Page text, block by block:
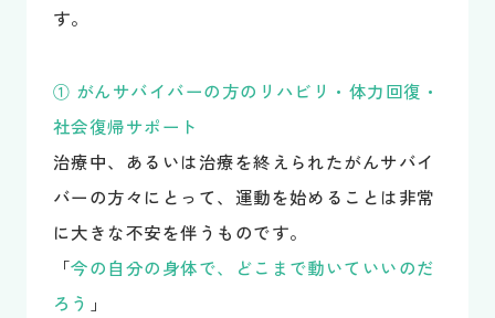
す。
① がんサバイバーの方のリハビリ・体力回復・
社会復帰サポート
治療中、あるいは治療を終えられたがんサバイ
バーの方々にとって、運動を始めることは非常
に大きな不安を伴うものです。
「今の自分の身体で、どこまで動いていいのだ
ろう 」